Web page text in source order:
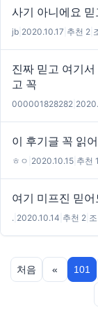
사기 아니에요
jb 2020.10.17 추천 2
진짜 믿고 여기
고 꼭
000001828282
이 후기글 꼭 읽
ㅎㅇ 2020.10.15 추천 1
여기 미프진 믿
. 2020.10.14 추천 2
처음 « 101